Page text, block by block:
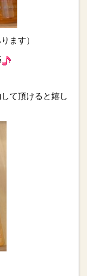
ます）
て頂けると嬉し